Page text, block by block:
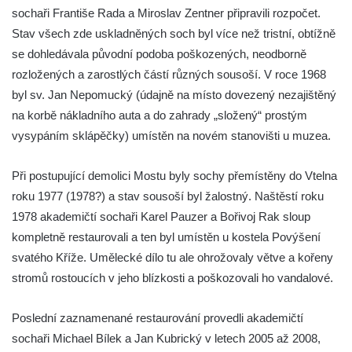
Sloup svatého Josefa s Ježíškem u kostela
svatých Petra a Pavla v Růžové
Sloup Nejsvětější Trojice ve Varnsdorfu
Sloup se sochou Krista Salvátora v
Jablonném v Podještědí
z Rájova v Jablonném v Podještědí
Sloup se sochou svatého Vavřince v
Jiřetíně pod Jedlovou
Sloup archanděla Michaela v Nejdku
Sloup Panny Marie v Pardubicích
Sloup Nejsvětější Trojice v Náchodě
sochaři Františe Rada a Miroslav Zentner připravili rozpočet.
Stav všech zde uskladněných soch byl více než tristní, obtížně
se dohledávala původní podoba poškozených, neodborně
rozložených a zarostlých částí různých sousoší. V roce 1968
byl sv. Jan Nepomucký (údajně na místo dovezený nezajištěný
na korbě nákladního auta a do zahrady „složený“ prostým
vysypáním sklápěčky) umístěn na novém stanovišti u muzea.
Při postupující demolici Mostu byly sochy přemístěny do Vtelna
roku 1977 (1978?) a stav sousoší byl žalostný. Naštěstí roku
1978 akademičtí sochaři Karel Pauzer a Bořivoj Rak sloup
kompletně restaurovali a ten byl umístěn u kostela Povýšení
svatého Kříže. Umělecké dílo tu ale ohrožovaly větve a kořeny
stromů rostoucích v jeho blízkosti a poškozovali ho vandalové.
Poslední zaznamenané restaurování provedli akademičtí
sochaři Michael Bílek a Jan Kubrický v letech 2005 až 2008,